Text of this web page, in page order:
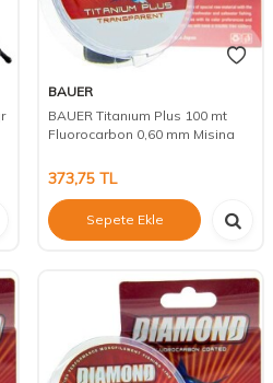
BAUER
BAUER Titanıum Plus 100 mt
Fluorocarbon 0,60 mm Misina
373,75 TL
Sepete Ekle